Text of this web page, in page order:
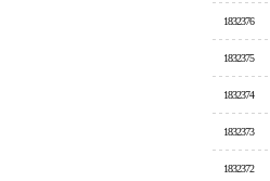
1832376
1832375
1832374
1832373
1832372